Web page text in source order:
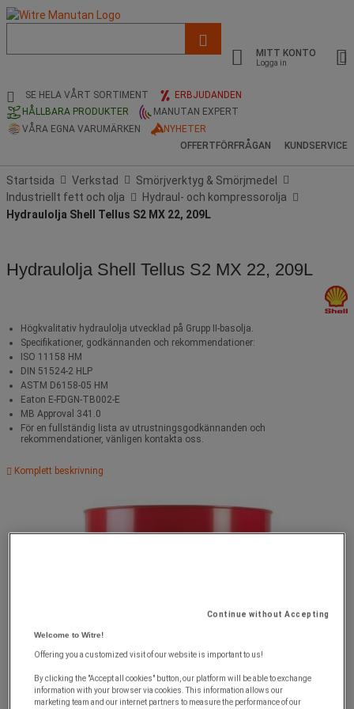
och
sökhistorik
MITT KONTO
Logga in
SE HELA VÅRT SORTIMENT
ERBJUDANDEN
HÅLLBARA PRODUKTER
MANUTAN EXPERT
VÅRA EGNA VARUMÄRKEN
NYHETER
OFFERTFÖRFRÅGAN
KUNDSERVICE
Startsida Verkstad
Smörjverktyg & Smörjmedel
Industriellt fett och olja
Hydraul- och kompressorolja
Hydraulolja Shell Tellus S2 MX 22, 209L
Hydraulolja Shell Tellus S2 MX 22, 209L
Högkvalitativ hydraulolja utvecklad på Grupp II-basolja.
Specifikationer, godkännanden och rekommendationer:
ISO 11158 HM
DIN 51524-2 HLP
ASTM D6158-05 HM
Eaton E-FDGN-TB002-E
MB Approval 341.0
För en fullständig lista av utrustningsgodkännanden och
rekommendationer, vänligen kontakta oss.
Komplett beskrivning
Continue without Accepting
Welcome to Witre!
Offering you a customized visit of our website is important to us!
By clicking the "Accept all cookies" button, our platform will be able to exchange
information with your browser via cookies. This information allows our
marketing team and our internet partners to measure the performance of our